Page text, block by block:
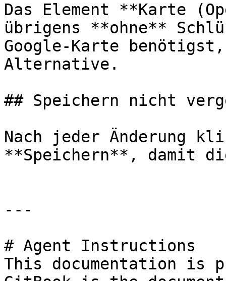
Das Element **Karte
übrigens **ohne**
Google-Karte
Alternative.
## Speichern nicht
Nach jeder Änderung
**Speichern**, damit
---
# Agent Instructions
This documentation is